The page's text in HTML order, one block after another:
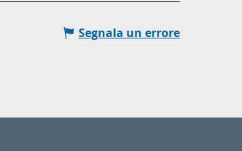
Segnala un errore